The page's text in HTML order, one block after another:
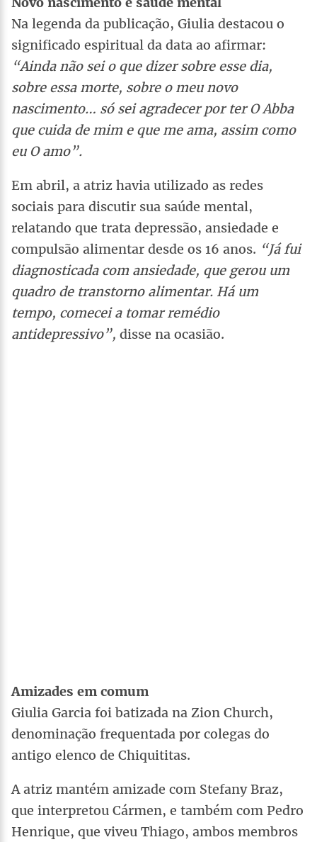
Na legenda da publicação, Giulia destacou o
significado espiritual da data ao afirmar:
“Ainda não sei o que dizer sobre esse dia,
sobre essa morte, sobre o meu novo
nascimento… só sei agradecer por ter O Abba
que cuida de mim e que me ama, assim como
eu O amo”.
Em abril, a atriz havia utilizado as redes
sociais para discutir sua saúde mental,
relatando que trata depressão, ansiedade e
compulsão alimentar desde os 16 anos. “Já fui
diagnosticada com ansiedade, que gerou um
quadro de transtorno alimentar. Há um
tempo, comecei a tomar remédio
antidepressivo”, disse na ocasião.
Amizades em comum
Giulia Garcia foi batizada na Zion Church,
denominação frequentada por colegas do
antigo elenco de Chiquititas.
A atriz mantém amizade com Stefany Braz,
que interpretou Cármen, e também com Pedro
Henrique, que viveu Thiago, ambos membros